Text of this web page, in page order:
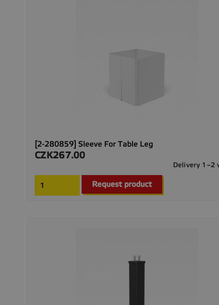
[2-280859] Sleeve For Table Leg
Price
CZK267.00
Delivery 1–2
Request product